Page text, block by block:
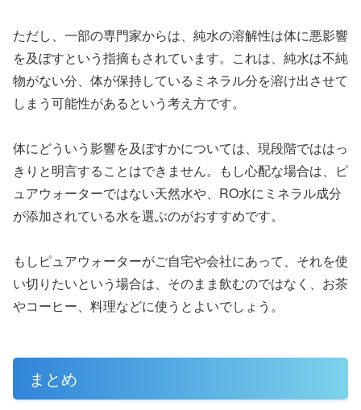
ただし、一部の専門家からは、純水の溶解性は体に悪影響
を及ぼすという指摘もされています。これは、純水は不純
物がない分、体が保持しているミネラル分を溶け出させて
しまう可能性があるという考え方です。
体にどういう影響を及ぼすかについては、現段階でははっ
きりと明言することはできません。もし心配な場合は、ピ
ュアウォーターではない天然水や、RO水にミネラル成分
が添加されている水を選ぶのがおすすめです。
もしピュアウォーターがご自宅や会社にあって、それを使
い切りたいという場合は、そのまま飲むのではなく、お茶
やコーヒー、料理などに使うとよいでしょう。
まとめ